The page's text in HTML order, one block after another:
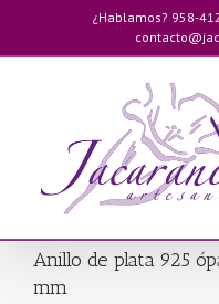
contenido
¿Hablamos? 958-
Anillo de plata 925
mm